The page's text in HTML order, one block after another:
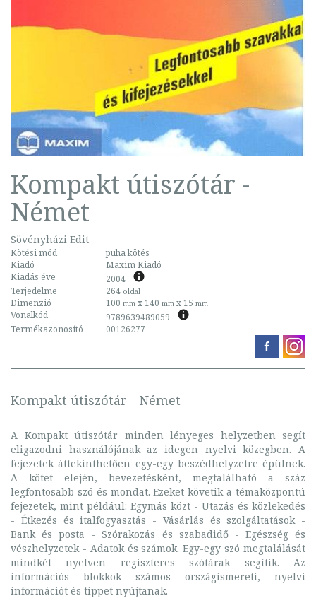
Kompakt útiszótár -
Német
Sövényházi Edit
Kötési mód
puha kötés
Kiadó
Maxim Kiadó
Kiadás éve
2004
Terjedelme
264 oldal
Dimenzió 100 mm x 140 mm x 15 mm
Vonalkód
9789639489059
Termékazonosító
00126277
Kompakt útiszótár - Német
A Kompakt útiszótár minden lényeges helyzetben segít
eligazodni használójának az idegen nyelvi közegben. A
fejezetek áttekinthetően egy-egy beszédhelyzetre épülnek.
A kötet elején, bevezetésként, megtalálható a száz
legfontosabb szó és mondat. Ezeket követik a témaközpontú
fejezetek, mint például: Egymás közt - Utazás és közlekedés
- Étkezés és italfogyasztás - Vásárlás és szolgáltatások -
Bank és posta - Szórakozás és szabadidő - Egészség és
vészhelyzetek - Adatok és számok. Egy-egy szó megtalálását
mindkét nyelven regiszteres szótárak segítik. Az
információs blokkok számos országismereti, nyelvi
információt és tippet nyújtanak.